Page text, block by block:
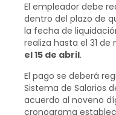
El empleador debe
dentro del plazo de
la fecha de
realiza hasta el 31 de
el 15 de abril.
El pago se deberá
Sistema de Salarios
acuerdo al noveno
cronograma